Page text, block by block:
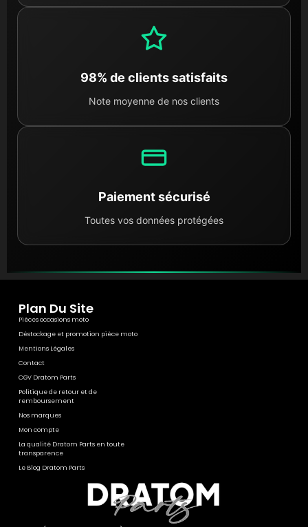
98% de clients satisfaits
Note moyenne de nos clients
Paiement sécurisé
Toutes vos données protégées
Plan Du Site
Pièces occasions moto
Déstockage et promotion pièce moto
Mentions Légales
Contact
CGV Dratom Parts
Politique de retour et de
remboursement
Nos marques
Mon compte
La qualité Dratom Parts en toute
transparence
Le Blog Dratom Parts